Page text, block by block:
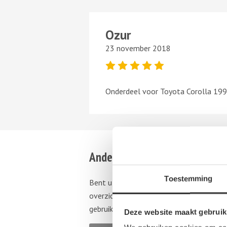
Toestemming
Deze website maakt
Ozur
23 november 2018
Onderdeel voor Toyota Corolla
Andere autosloperijen in de
Bent u op zoek naar een andere
overzicht van autosloperijen in
gebruikte auto onderdelen wilt